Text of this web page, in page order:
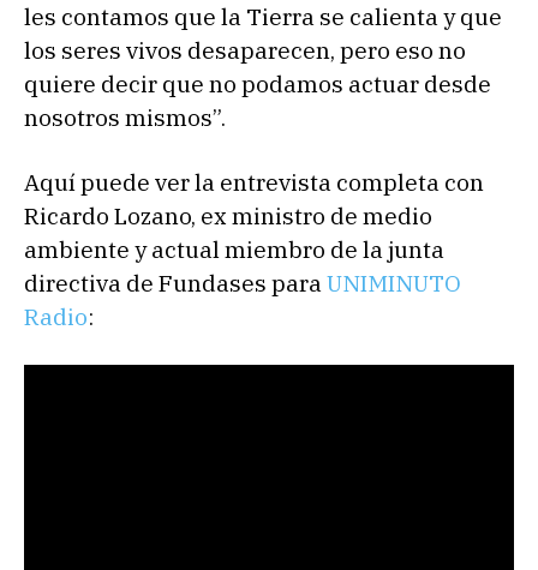
les contamos que la Tierra se calienta y que
los seres vivos desaparecen, pero eso no
quiere decir que no podamos actuar desde
nosotros mismos”.
Aquí puede ver la entrevista completa con
Ricardo Lozano, ex ministro de medio
ambiente y actual miembro de la junta
directiva de Fundases paraUNIMINUTO
Radio: